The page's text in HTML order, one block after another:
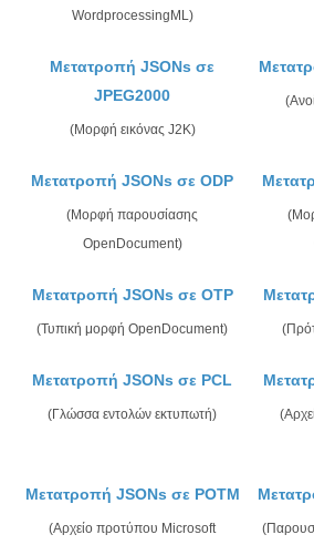
WordprocessingML)
Μετατροπή JSONs σε
JPEG2000
(Μορφή εικόνας J2K)
Μετατροπή JSONs σε ODP
(Μορφή παρουσίασης
OpenDocument)
Μετατροπή JSONs σε OTP
(Τυπική μορφή OpenDocument)
Μετατροπή JSONs σε PCL
(Γλώσσα εντολών εκτυπωτή)
Μετατροπή JSONs σε POTM
(Αρχείο προτύπου Microsoft